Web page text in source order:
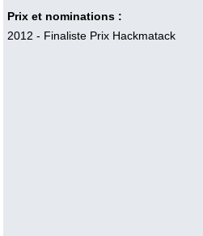
Prix et nominations :
2012 - Finaliste Prix Hackmatack